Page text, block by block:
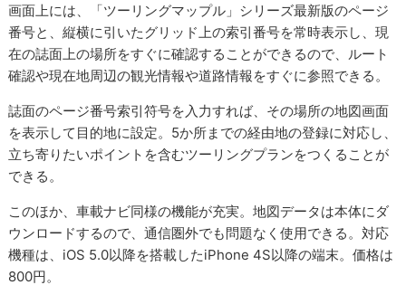
画面上には、「ツーリングマップル」シリーズ最新版のページ
番号と、縦横に引いたグリッド上の索引番号を常時表示し、現
在の誌面上の場所をすぐに確認することができるので、ルート
確認や現在地周辺の観光情報や道路情報をすぐに参照できる。
誌面のページ番号索引符号を入力すれば、その場所の地図画面
を表示して目的地に設定。5か所までの経由地の登録に対応し、
立ち寄りたいポイントを含むツーリングプランをつくることが
できる。
このほか、車載ナビ同様の機能が充実。地図データは本体にダ
ウンロードするので、通信圏外でも問題なく使用できる。対応
機種は、iOS 5.0以降を搭載したiPhone 4S以降の端末。価格は
800円。